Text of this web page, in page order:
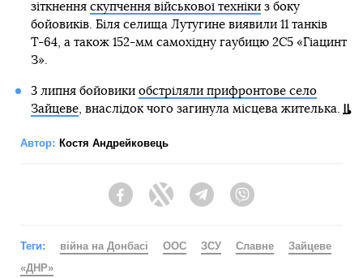
зіткнення скупчення військової технікиз боку
бойовиків. Біля селища Лутугине виявили 11 танків
Т-64, а також 152-мм самохідну гаубицю 2С5 «Гіацинт
З».
3 липня бойовики обстріляли прифронтове село
Зайцеве, внаслідок чого загинула місцева жителька.
Автор: Костя Андрейковець
FacebookTwitter Telegram
Теги: війна на Донбасі ООС ЗСУ Славне
Зайцеве
«ДНР»